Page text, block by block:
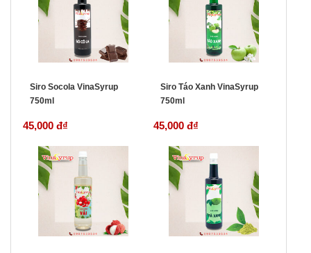
Siro Socola VinaSyrup
750ml
45,000 đ₫
Siro Táo Xanh VinaSyrup
750ml
45,000 đ₫